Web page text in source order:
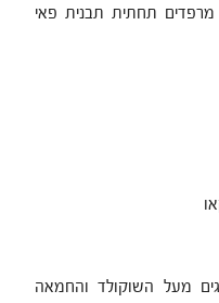
תחתית תבנית פאי
מעל השוקולד והחמאה